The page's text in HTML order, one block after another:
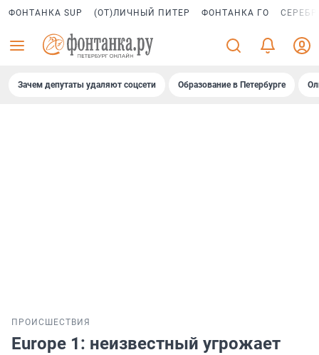
ФОНТАНКА SUP (ОТ)ЛИЧНЫЙ ПИТЕР ФОНТАНКА ГО
Зачем депутаты удаляют соцсети Образование в Петербурге
ПРОИСШЕСТВИЯ
Europe 1: неизвестный угрожает